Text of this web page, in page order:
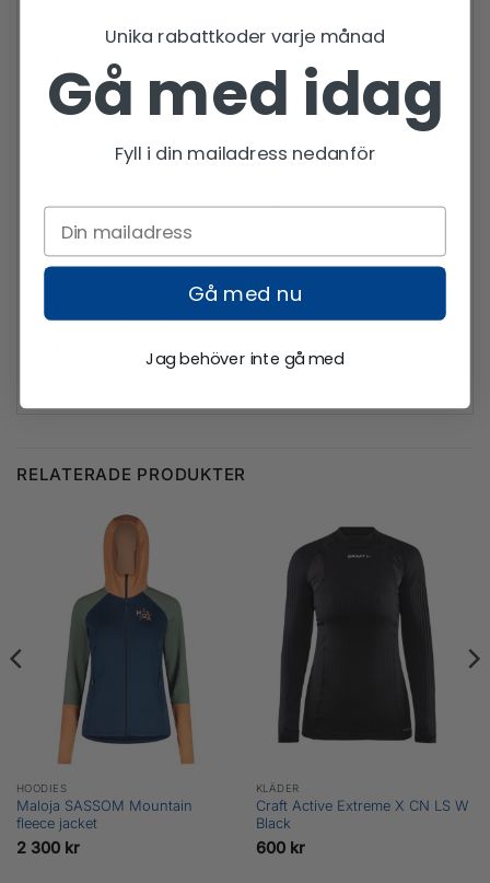
Hög krage med blixtlåsgarage
Förlängda ärmar med tumhål
Sidofickor med blixtlås
Förvaringsficka på insidan
RELATERADE PRODUKTER
HOODIES
Maloja SASSOM Mountain
fleece jacket
2 300 kr
KLÄDER
Craft Active Extreme X CN LS W
Black
600 kr
Unika rabattkoder varje månad
Gå med idag
Fyll i din mailadress nedanför
Gå med nu
Jag behöver inte gå med